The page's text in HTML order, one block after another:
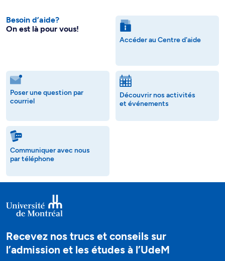
Besoin d’aide?
On est là pour vous!
Accéder au Centre d'aide
Poser une question par
courriel
Découvrir nos activités
et événements
Communiquer avec nous
par téléphone
Recevez nos trucs et conseils sur
l’admission et les études à l’UdeM